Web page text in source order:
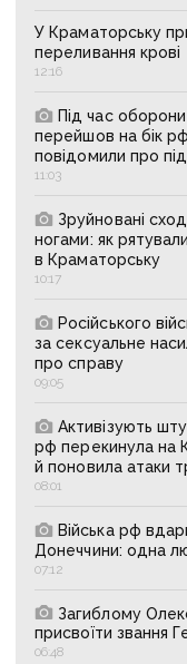
У Краматорську
переливання крові
12:16
Під час
перейшов на бік
повідомили про
11:03
Зруйновані
ногами: як
в Краматорську
10:17
Російського
за сексуальне
про справу
09:05
Активізують
рф перекинула на
й поновила атаки
08:01
Війська рф
Донеччини: одна
07:12
Загиблому
присвоїти звання
06:48